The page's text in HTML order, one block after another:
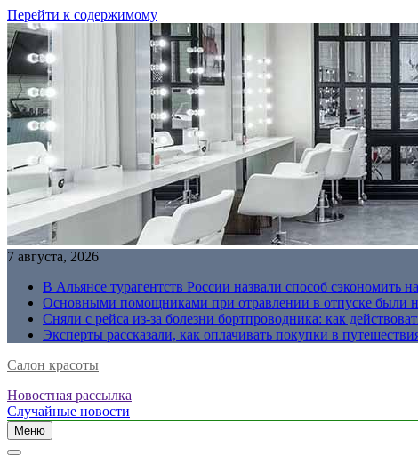
Перейти к содержимому
7 августа, 2026
В Альянсе турагентств России назвали способ сэкономить
Основными помощниками при отравлении в отпуске были
Сняли с рейса из-за болезни бортпроводника: как
Эксперты рассказали, как оплачивать покупки в
Салон красоты
Новостная рассылка
Случайные новости
Меню